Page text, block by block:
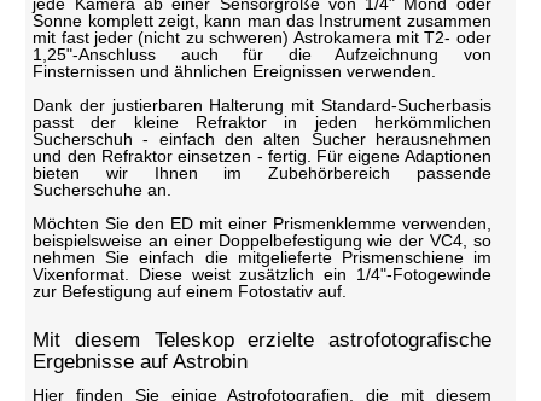
jede Kamera ab einer Sensorgröße von 1/4" Mond oder
Sonne komplett zeigt, kann man das Instrument zusammen
mit fast jeder (nicht zu schweren) Astrokamera mit T2- oder
1,25"-Anschluss auch für die Aufzeichnung von
Finsternissen und ähnlichen Ereignissen verwenden.
Dank der justierbaren Halterung mit Standard-Sucherbasis
passt der kleine Refraktor in jeden herkömmlichen
Sucherschuh - einfach den alten Sucher herausnehmen
und den Refraktor einsetzen - fertig. Für eigene Adaptionen
bieten wir Ihnen im Zubehörbereich passende
Sucherschuhe an.
Möchten Sie den ED mit einer Prismenklemme verwenden,
beispielsweise an einer Doppelbefestigung wie der VC4, so
nehmen Sie einfach die mitgelieferte Prismenschiene im
Vixenformat. Diese weist zusätzlich ein 1/4"-Fotogewinde
zur Befestigung auf einem Fotostativ auf.
Mit diesem Teleskop erzielte astrofotografische
Ergebnisse auf Astrobin
Hier finden Sie einige Astrofotografien, die mit diesem